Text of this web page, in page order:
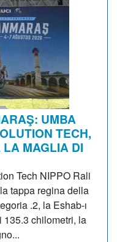
UMBA
TECH,
MAGLIA DI
Tech NIPPO Rali
tappa regina della
.2, la Eshab-ı
135.3 chilometri, la